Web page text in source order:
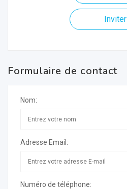
Inviter
Formulaire de contact
Nom:
Adresse Email:
Numéro de téléphone: